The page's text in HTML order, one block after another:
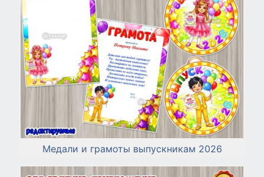
Медали и грамоты выпускникам 2026